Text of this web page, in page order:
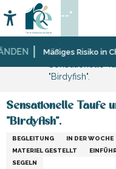
au
contenu
principal Mäßiges Risiko in
Accessibilité
Suche
--°
Startseite
"Birdyfish".
Sensationelle Taufe
"Birdyfish".
BEGLEITUNG IN DER WOCHE
MATERIEL GESTELLT
SEGELN